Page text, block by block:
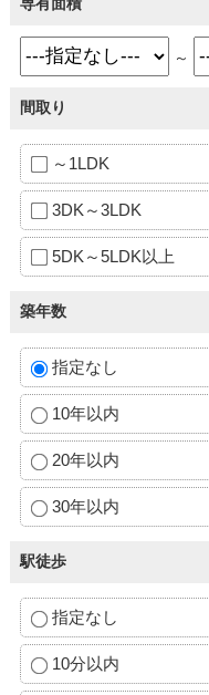
～
間取り
～1LDK
3DK～3LDK
5DK～5LDK以上
築年数
指定なし
10年以内
20年以内
30年以内
駅徒歩
指定なし
10分以内